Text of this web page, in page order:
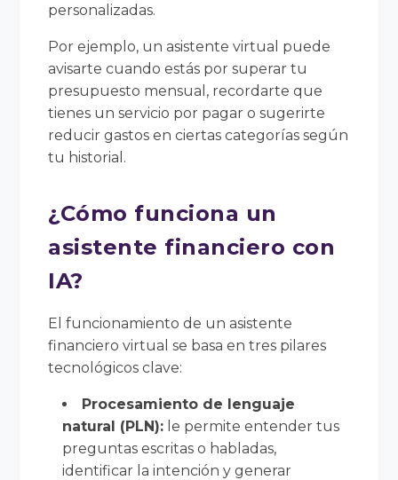
personalizadas.
Por ejemplo, un asistente virtual puede
avisarte cuando estás por superar tu
presupuesto mensual, recordarte que
tienes un servicio por pagar o sugerirte
reducir gastos en ciertas categorías según
tu historial.
¿Cómo funciona un
asistente financiero con
IA?
El funcionamiento de un asistente
financiero virtual se basa en tres pilares
tecnológicos clave:
Procesamiento de lenguaje
natural (PLN): le permite entender tus
preguntas escritas o habladas,
identificar la intención y generar